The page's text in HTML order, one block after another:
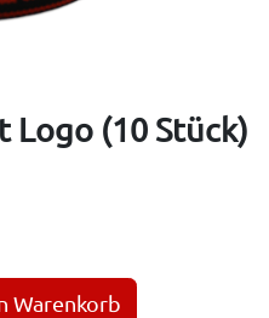
Logo (10 Stück)
Warenkorb